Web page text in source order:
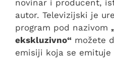
novinar i producent,
autor. Televizijski je
program pod nazivom
ekskluzivno“ možete
emisiji koja se